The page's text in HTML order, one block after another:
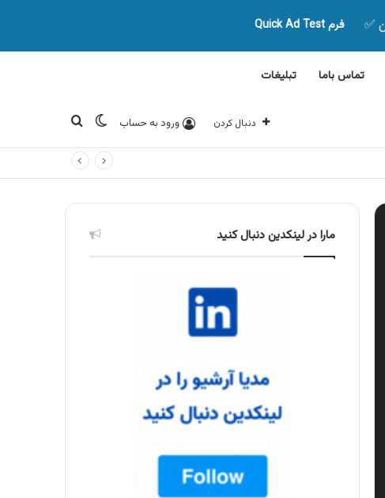
فرم Quick Ad Test
تماس باما تبلیغات
دنبال کردن ورود به حساب تغییر پوسته
جستجو برای
مارا در لینکدین دنبال کنید